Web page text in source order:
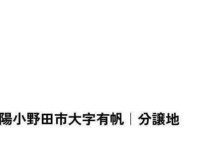
小野田市大字有帆｜分譲地